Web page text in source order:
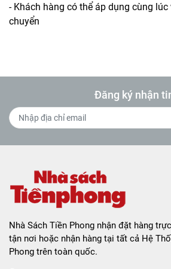
- Khách hàng có thể áp dụng cùng
chuyển
Đăng ký nhận
Nhà Sách Tiền Phong nhận đặt hàng
tận nơi hoặc nhận hàng tại tất cả Hệ
Phong trên toàn quốc.